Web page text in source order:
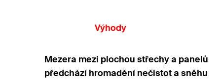
Výhody
Mezera mezi plochou střechy a panelů
předchází hromadění nečistot a sněhu